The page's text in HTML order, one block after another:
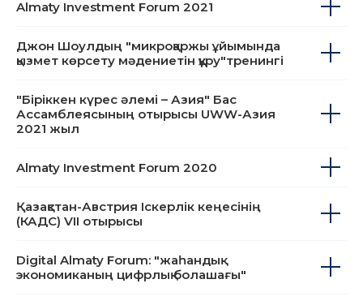
Almaty Investment Forum 2021
қызмет көрсету мәдениетін құру"тренингі
"Біріккен күрес әлемі – Азия" Бас
2021 жыл
Almaty Investment Forum 2020
(КАДС) VII отырысы